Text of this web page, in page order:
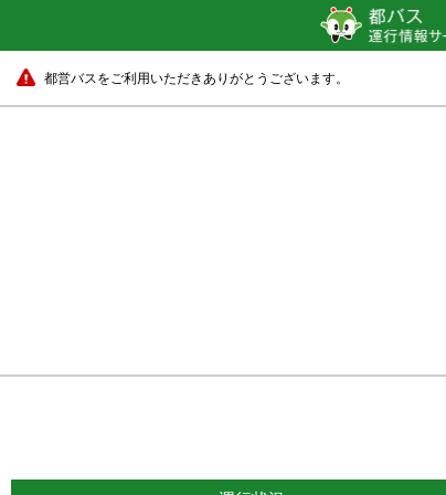
都営バスをご利用いただきありがとうございます。